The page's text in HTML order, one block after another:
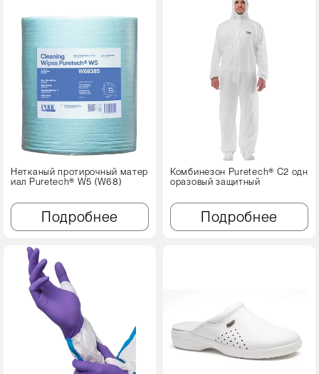
Нетканый протирочный матер
иал Puretech® W5 (W68)
Подробнее
Комбинезон Puretech® C2 одн
оразовый защитный
Подробнее